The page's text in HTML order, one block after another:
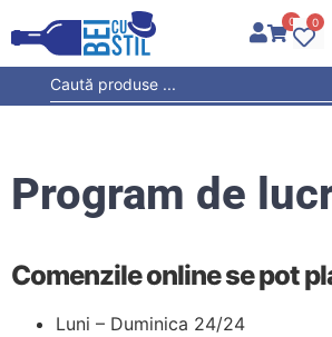
0 0
Program de
Comenzile online se pot
Luni – Duminica 24/24